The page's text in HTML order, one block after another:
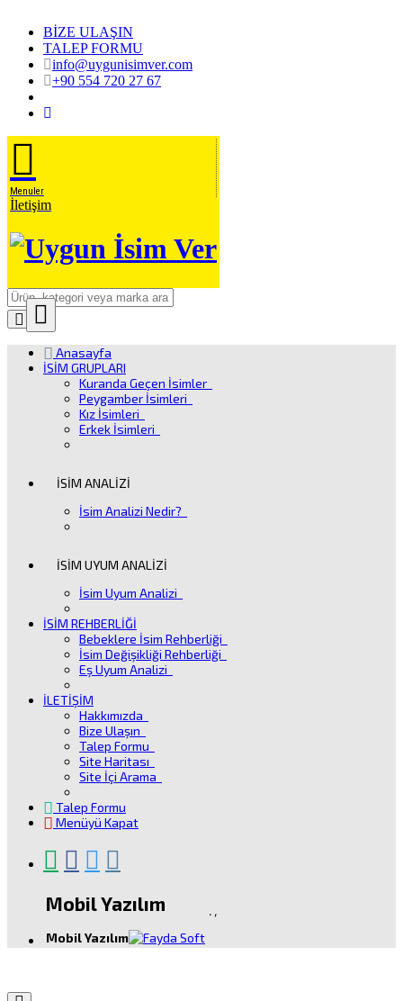
BİZE ULAŞIN
TALEP FORMU
info@uygunisimver.com
+90 554 720 27 67
Menuler
İletişim
CloseÜrün
Arama
Anasayfa
İSİM GRUPLARI
Kuranda Geçen İsimler
Peygamber İsimleri
Kız İsimleri
Erkek İsimleri
İSİM ANALİZİ
İsim Analizi Nedir?
İSİM UYUM ANALİZİ
İsim Uyum Analizi
İSİM REHBERLİĞİ
Bebeklere İsim Rehberliği
İsim Değişikliği Rehberliği
Eş Uyum Analizi
İLETİŞİM
Hakkımızda
Bize Ulaşın
Talep Formu
Site Haritası
Site İçi Arama
Talep Formu
Menüyü Kapat
Mobil Yazılım
Mobil Yazılım
. ,